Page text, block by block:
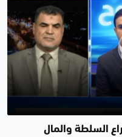
السلطة والمال